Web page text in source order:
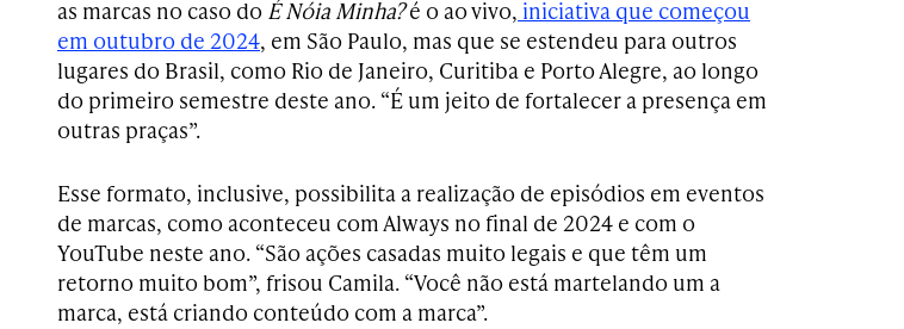
as marcas no caso do É Nóia Minha?é o ao vivo, iniciativa que começou
em outubro de 2024, em São Paulo, mas que se estendeu para outros
lugares do Brasil, como Rio de Janeiro, Curitiba e Porto Alegre, ao longo
do primeiro semestre deste ano. “É um jeito de fortalecer a presença em
outras praças”.
Esse formato, inclusive, possibilita a realização de episódios em eventos
de marcas, como aconteceu com Always no final de 2024 e com o
YouTube neste ano. “São ações casadas muito legais e que têm um
retorno muito bom”, frisou Camila. “Você não está martelando um a
marca, está criando conteúdo com a marca”.